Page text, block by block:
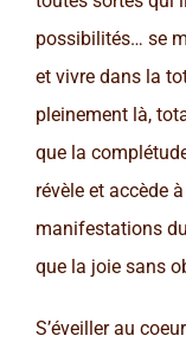
possibilités… se
et vivre dans la
pleinement là,
que la
révèle et accède
manifestations
que la joie sans
S’éveiller au